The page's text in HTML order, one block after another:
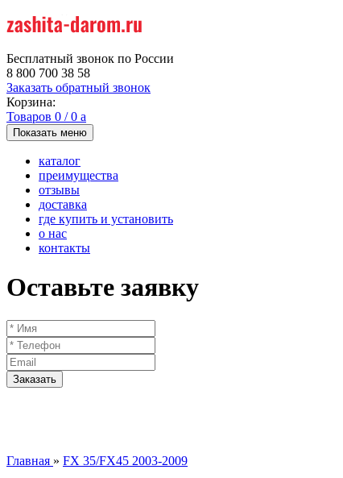
Бесплатный звонок по России
8 800 700 38 58
Заказать обратный звонок
Корзина:
Товаров 0 /0 a
Показать меню
каталог
преимущества
отзывы
доставка
где купить и установить
о нас
контакты
Оставьте заявку
Главная » FX 35/FX45 2003-2009